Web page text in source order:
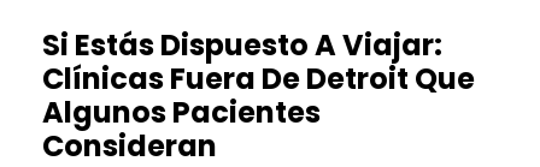
Si Estás Dispuesto A Viajar:
Clínicas Fuera De Detroit Que
Algunos Pacientes
Consideran